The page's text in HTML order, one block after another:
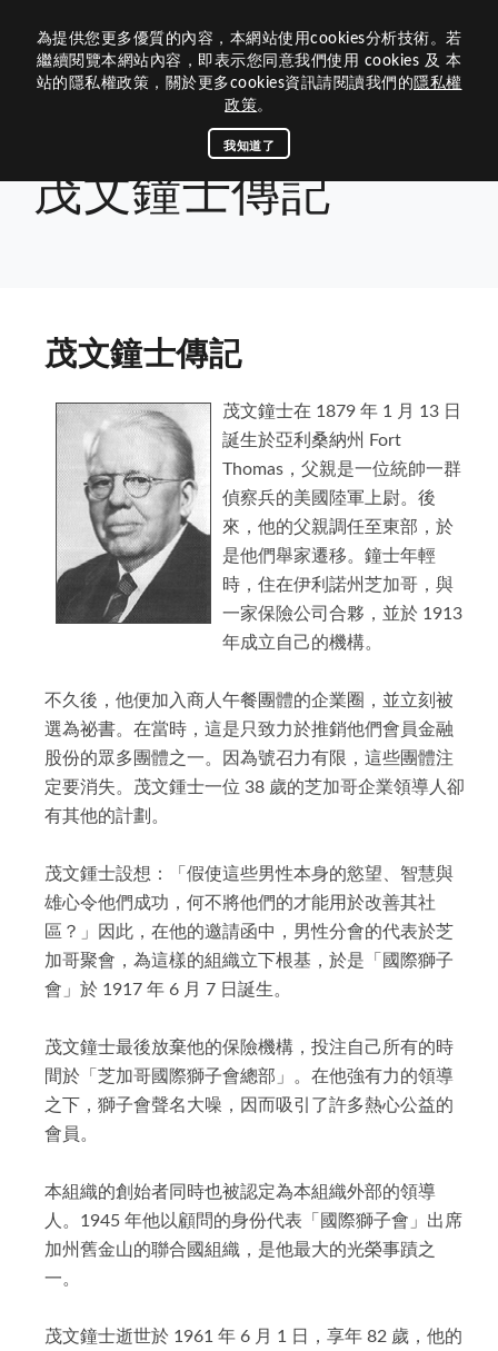
歷屆網站
關於我們
300B 3區的沿革
歷史和任務
八大宗旨與信條
獅子會名稱與象徵
獅子會的簡史
內閣團隊
300B 3區團隊
諮議
區策顧問
專區主席
分區主席
委員會主席
分會會長
活動媒體
區行事曆
B 3區活動相簿
公文查詢
專刊手冊
獅訊專刊
總會連結
300B複合區
台灣獅子會基金會
L.C.T.F.台灣基金
LCIF捐款名錄
LCTF捐款名錄
LCIF捐款總額表
捐獻榮譽
獅友捐獻榮譽榜
聯絡我們
300B 3區
聯絡300B 3區
各分會
聯絡分會
回首頁
為提供您更多優質的內容，本網站使用cookies分析技術。若
繼續閱覽本網站內容，即表示您同意我們使用 cookies 及 本
站的隱私權政策，關於更多cookies資訊請閱讀我們的 隱私權
政策。
我知道了
茂文鐘士傳記
茂文鐘士傳記
茂文鐘士傳記
茂文鐘士在 1879 年 1 月 13 日
誕生於亞利桑納州 Fort
Thomas，父親是一位統帥一群
偵察兵的美國陸軍上尉。後
來，他的父親調任至東部，於
是他們舉家遷移。鐘士年輕
時，住在伊利諾州芝加哥，與
一家保險公司合夥，並於 1913
年成立自己的機構。
不久後，他便加入商人午餐團體的企業圈，並立刻被
選為祕書。在當時，這是只致力於推銷他們會員金融
股份的眾多團體之一。因為號召力有限，這些團體注
定要消失。茂文鍾士一位 38 歲的芝加哥企業領導人卻
有其他的計劃。
茂文鍾士設想：「假使這些男性本身的慾望、智慧與
雄心令他們成功，何不將他們的才能用於改善其社
區？」因此，在他的邀請函中，男性分會的代表於芝
加哥聚會，為這樣的組織立下根基，於是「國際獅子
會」於 1917 年 6 月 7 日誕生。
茂文鐘士最後放棄他的保險機構，投注自己所有的時
間於「芝加哥國際獅子會總部」。在他強有力的領導
之下，獅子會聲名大噪，因而吸引了許多熱心公益的
會員。
本組織的創始者同時也被認定為本組織外部的領導
人。1945 年他以顧問的身份代表「國際獅子會」出席
加州舊金山的聯合國組織，是他最大的光榮事蹟之
一。
茂文鐘士逝世於 1961 年 6 月 1 日，享年 82 歲，他的